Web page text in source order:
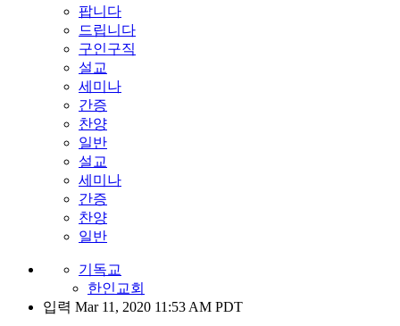
팝니다
드립니다
구인구직
설교
세미나
간증
찬양
일반
설교
세미나
간증
찬양
일반
기독교
한인교회
입력 Mar 11, 2020 11:53 AM PDT